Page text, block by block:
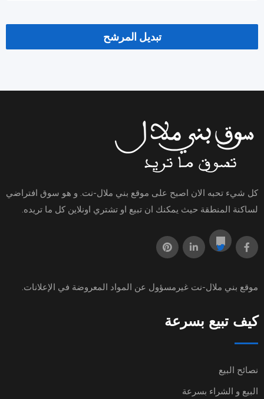
تبديل المرشح
كل شيء تحبه الان اصبح على موقع بني ملال-نت. و هو سوق افتراضي
لساكنة المنطقة حيث يمكنك ان تبيع او تشتري اونلاين كل ما تريده.
موقع بني ملال-نت غيرمسؤول عن المواد المعروضة في الإعلانات.
كيف تبيع بسرعة
نصائح البيع
البيع و الشراء بسرعة